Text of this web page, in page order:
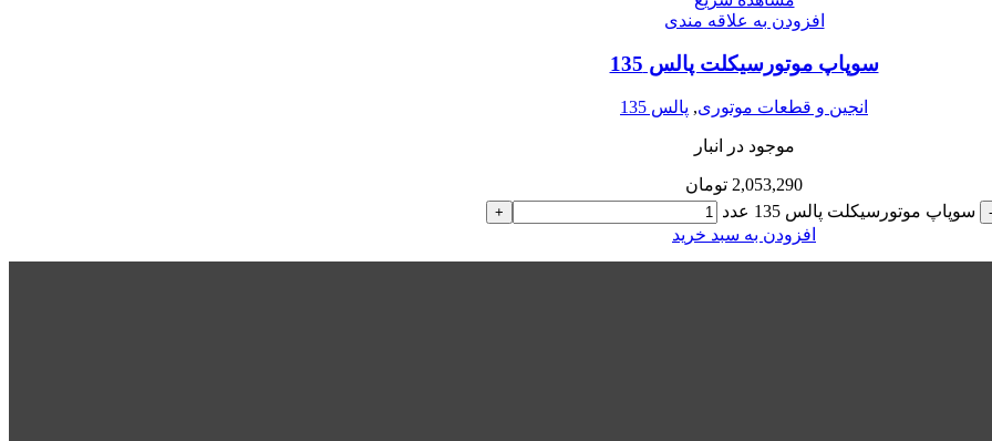
افزودن به علاقه مندی
سوپاپ موتورسیکلت پالس 135
انجین و قطعات موتوری, پالس 135
موجود در انبار
2,053,290 تومان
- سوپاپ موتورسیکلت پالس 135 عدد +
افزودن به سبد خرید